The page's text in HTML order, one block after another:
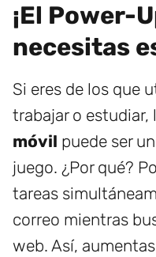
¡El Power-
necesitas
Si eres de los que
trabajar o estudiar,
móvil puede ser
juego. ¿Por qué?
tareas
correo mientras
web. Así,